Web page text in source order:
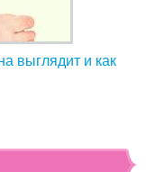
выглядит и как